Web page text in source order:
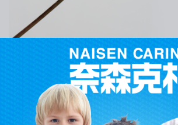
三、利用規約「AFTEE代金後払い」（以下当サービ
ロテクションズ（以下 AFTEE という）が提供し、
ます。当サービスご利用の際に提供しなければなら
の氏名、電話番号、受取人の氏名、電話番号、受取
限らない）は、AFTEEに渡され当サービスで必要な
す。AFTEEの個人情報の収集、処理、利用について
ームページの『個人情報の収集、処理及び利用に関
https://aftee.tw/privacypolicy/）。
AFTEEの初回ご利用の際に、審査を通過すれば、
ります。支払い期限を過ぎた場合、その金額に基